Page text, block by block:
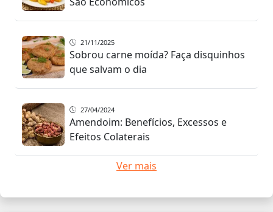
21/11/2025
Sobrou carne moída? Faça disquinhos
que salvam o dia
27/04/2024
Amendoim: Benefícios, Excessos e
Efeitos Colaterais
Ver mais